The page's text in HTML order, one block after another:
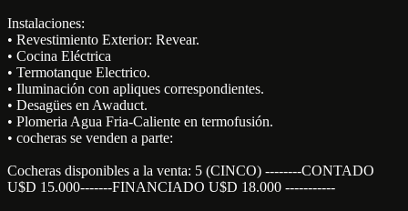
Instalaciones:
• Revestimiento Exterior: Revear.
• Cocina Eléctrica
• Termotanque Electrico.
• Iluminación con apliques correspondientes.
• Desagües en Awaduct.
• Plomeria Agua Fria-Caliente en termofusión.
• cocheras se venden a parte:
Cocheras disponibles a la venta: 5 (CINCO) --------CONTADO
U$D 15.000-------FINANCIADO U$D 18.000 -----------